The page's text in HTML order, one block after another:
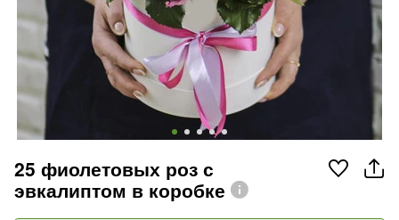
25 фиолетовых роз с
эвкалиптом в коробке